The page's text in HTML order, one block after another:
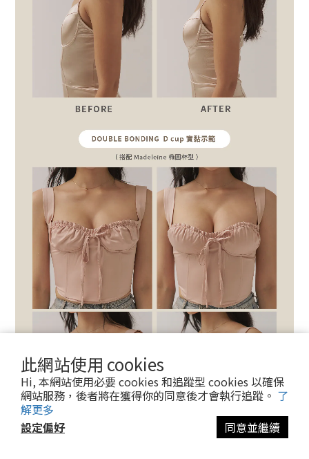
此網站使用 cookies
Hi, 本網站使用必要 cookies 和追蹤型 cookies 以確保
網站服務，後者將在獲得你的同意後才會執行追蹤。 了
解更多
設定偏好
同意並繼續